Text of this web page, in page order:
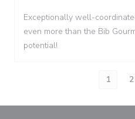
Exceptionally well-
even more than the Bib
potential!
1 2